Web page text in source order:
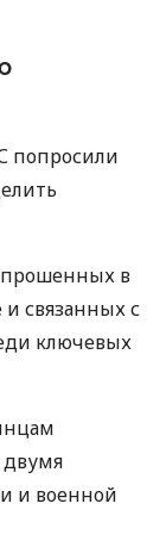
попросили
в
связанных с
ключевых
и военной